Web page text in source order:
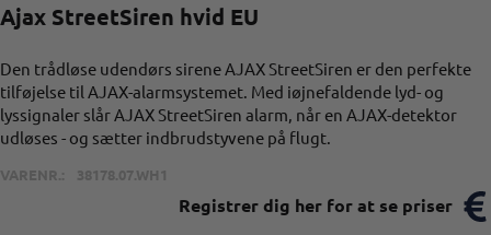
Ajax StreetSiren hvid EU
Den trådløse udendørs sirene AJAX StreetSiren er den perfekte
tilføjelse til AJAX-alarmsystemet. Med iøjnefaldende lyd- og
lyssignaler slår AJAX StreetSiren alarm, når en AJAX-detektor
udløses - og sætter indbrudstyvene på flugt.
VARENR.: 38178.07.WH1
Registrer dig her for at se priser